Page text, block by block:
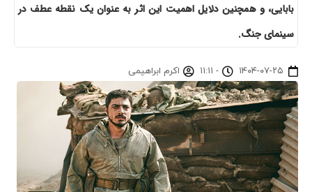
بابایی، و همچنین دلایل اهمیت این اثر به عنوان یک نقطه عطف در
سینمای جنگ.
۱۴۰۴-۰۷-۲۵ - ۱۱:۱۱ اکرم ابراهیمی